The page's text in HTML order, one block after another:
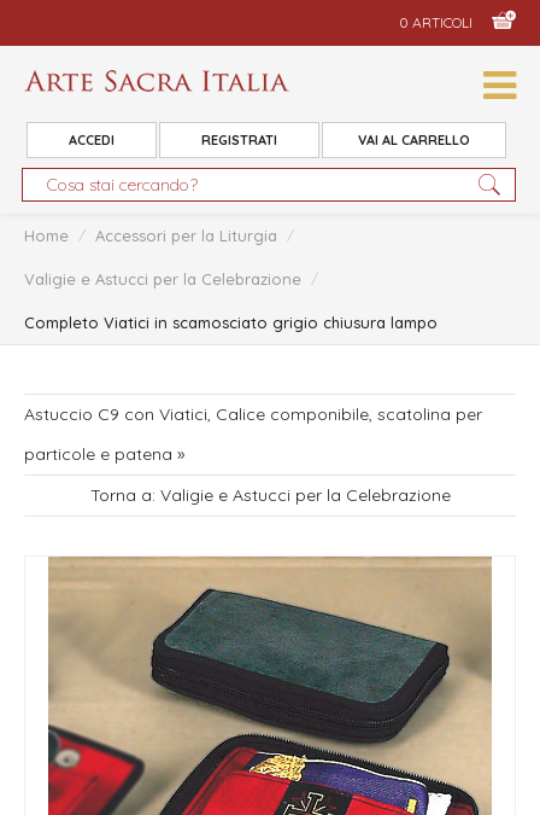
0 ARTICOLI
ACCEDI REGISTRATI VAI AL CARRELLO
Home / Accessori per la Liturgia /
Valigie e Astucci per la Celebrazione /
Completo Viatici in scamosciato grigio chiusura lampo
Astuccio C9 con Viatici, Calice componibile, scatolina per
particole e patena »
Torna a: Valigie e Astucci per la Celebrazione